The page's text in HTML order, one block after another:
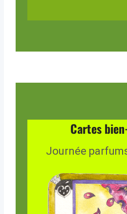
Cartes
Journée